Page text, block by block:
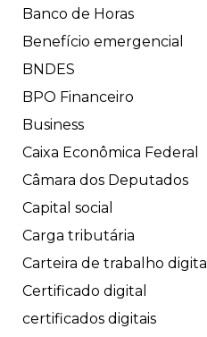
Banco de Horas
Benefício emergencial
BNDES
BPO Financeiro
Business
Caixa Econômica Federal
Câmara dos Deputados
Capital social
Carga tributária
Carteira de trabalho digital
Certificado digital
certificados digitais